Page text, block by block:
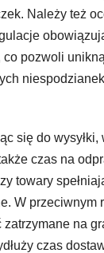
Należy też
co pozwoli
się do wysyłki,
czas na
towary
W przeciwnym
zatrzymane na
czas